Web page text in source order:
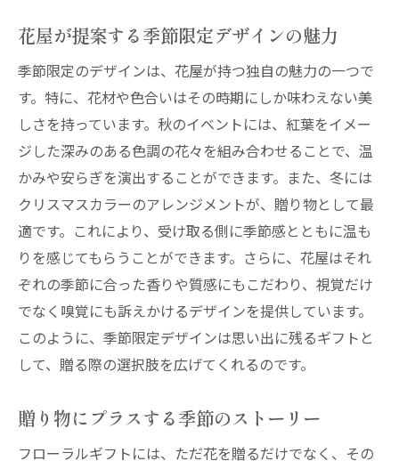
花屋が提案する季節限定デザインの魅力
季節限定のデザインは、花屋が持つ独自の魅力の一つで
す。特に、花材や色合いはその時期にしか味わえない美
しさを持っています。秋のイベントには、紅葉をイメー
ジした深みのある色調の花々を組み合わせることで、温
かみや安らぎを演出することができます。また、冬には
クリスマスカラーのアレンジメントが、贈り物として最
適です。これにより、受け取る側に季節感とともに温も
りを感じてもらうことができます。さらに、花屋はそれ
ぞれの季節に合った香りや質感にもこだわり、視覚だけ
でなく嗅覚にも訴えかけるデザインを提供しています。
このように、季節限定デザインは思い出に残るギフトと
して、贈る際の選択肢を広げてくれるのです。
贈り物にプラスする季節のストーリー
フローラルギフトには、ただ花を贈るだけでなく、その